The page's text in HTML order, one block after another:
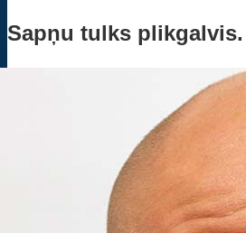
Sapņu tulks